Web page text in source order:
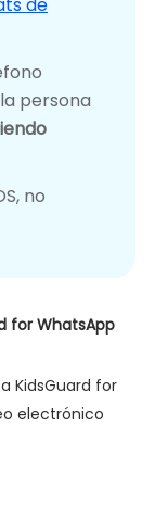
de
persona
no
for WhatsApp
KidsGuard for
electrónico